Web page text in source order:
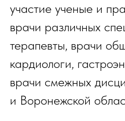
участие ученые и
врачи различных
терапевты, врачи
кардиологи,
врачи смежных
и Воронежской